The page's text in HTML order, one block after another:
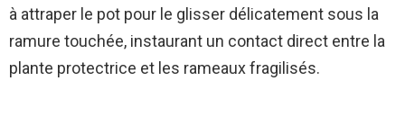
à attraper le pot pour le glisser délicatement sous la
ramure touchée, instaurant un contact direct entre la
plante protectrice et les rameaux fragilisés.